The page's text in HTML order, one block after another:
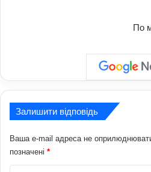
По
Залишити відповідь
Ваша e-mail адреса не
позначені *